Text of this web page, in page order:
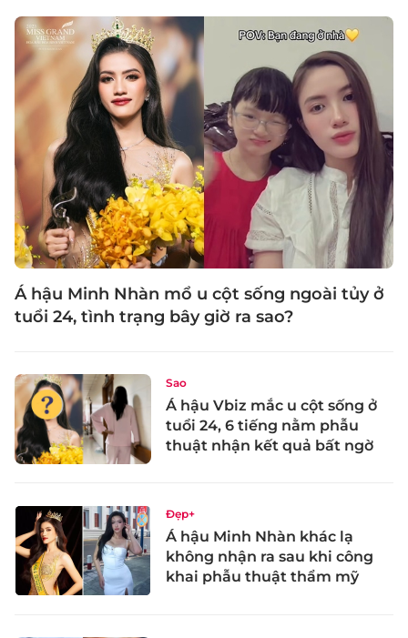
Á hậu Minh Nhàn mổ u cột sống ngoài tủy ở
tuổi 24, tình trạng bây giờ ra sao?
Sao
Á hậu Vbiz mắc u cột sống ở
tuổi 24, 6 tiếng nằm phẫu
thuật nhận kết quả bất ngờ
Đẹp+
Á hậu Minh Nhàn khác lạ
không nhận ra sau khi công
khai phẫu thuật thẩm mỹ